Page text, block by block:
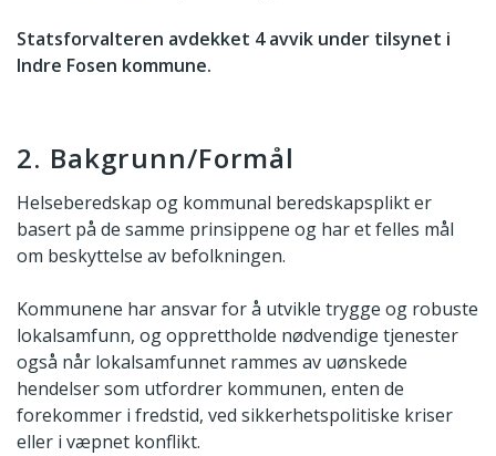
Statsforvalteren avdekket 4 avvik under tilsynet i
Indre Fosen kommune.
2. Bakgrunn/Formål
Helseberedskap og kommunal beredskapsplikt er
basert på de samme prinsippene og har et felles mål
om beskyttelse av befolkningen.
Kommunene har ansvar for å utvikle trygge og robuste
lokalsamfunn, og opprettholde nødvendige tjenester
også når lokalsamfunnet rammes av uønskede
hendelser som utfordrer kommunen, enten de
forekommer i fredstid, ved sikkerhetspolitiske kriser
eller i væpnet konflikt.